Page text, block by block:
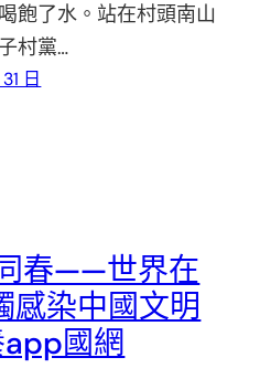
飽了水。站在村頭南山
村黨…
日
春——世界在
感染中國文明
國網